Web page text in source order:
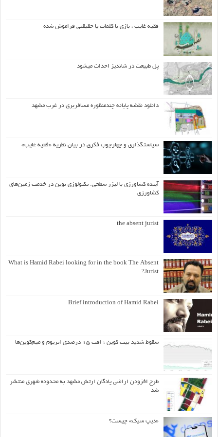
فقیه غایب ، بازی با کلمات یا حقیقتی فراموش شده
پل طبیعت در شاندیز احداث میشود
دانلود نقشه پایانه چندمنظوره مسافربری در غرب مشهد
سیاستگذاری و چهارچوب فکری در بیان نظریه «فقیه غایب»
آینده کشاورزی با لیزر سطحی: تکنولوژی نوین در خدمت زمین‌های
کشاورزی
the absent jurist
What is Hamid Rabei looking for in the book The Absent
Jurist?
Brief introduction of Hamid Rabei
سقوط شدید بیت کوین ؛ افت ۱۵ درصدی اتریوم و میم‌کوین‌ها
طرح افزودن اراضی پادگان ارتش مشهد به محدوده شهری منتشر
شد
«دیپ سیک» چیست؟